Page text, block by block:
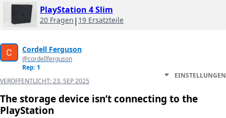
PlayStation 4 Slim
20 Fragen | 19 Ersatzteile
Cordell Ferguson
@cordellferguson
Rep: 1
VERÖFFENTLICHT:23. SEP 2025
EINSTELLUNGEN
The storage device isn’t connecting to the
PlayStation